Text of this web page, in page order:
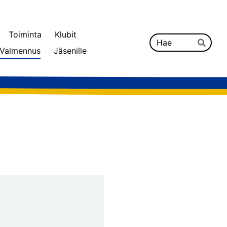
Toiminta
Klubit
Valmennus Jäsenille Hae